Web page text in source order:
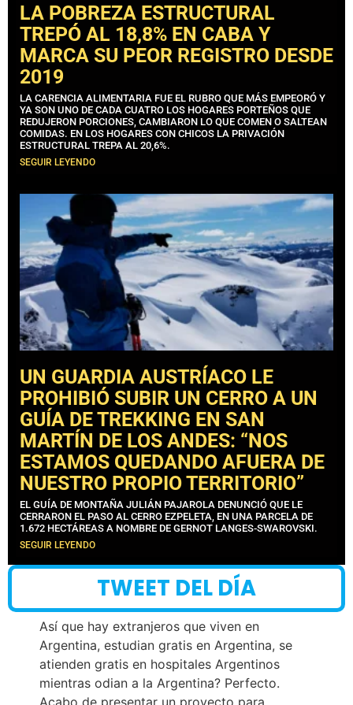
LA POBREZA ESTRUCTURAL
TREPÓ AL 18,8% EN CABA Y
MARCA SU PEOR REGISTRO DESDE
2019
LA CARENCIA ALIMENTARIA FUE EL RUBRO QUE MÁS EMPEORÓ Y
YA SON UNO DE CADA CUATRO LOS HOGARES PORTEÑOS QUE
REDUJERON PORCIONES, CAMBIARON LO QUE COMEN O SALTEAN
COMIDAS. EN LOS HOGARES CON CHICOS LA PRIVACIÓN
ESTRUCTURAL TREPA AL 20,6%.
SEGUIR LEYENDO
UN GUARDIA AUSTRÍACO LE
PROHIBIÓ SUBIR UN CERRO A UN
GUÍA DE TREKKING EN SAN
MARTÍN DE LOS ANDES: “NOS
ESTAMOS QUEDANDO AFUERA DE
NUESTRO PROPIO TERRITORIO”
EL GUÍA DE MONTAÑA JULIÁN PAJAROLA DENUNCIÓ QUE LE
CERRARON EL PASO AL CERRO EZPELETA, EN UNA PARCELA DE
1.672 HECTÁREAS A NOMBRE DE GERNOT LANGES-SWAROVSKI.
SEGUIR LEYENDO
TWEET DEL DÍA
Así que hay extranjeros que viven en
Argentina, estudian gratis en Argentina, se
atienden gratis en hospitales Argentinos
mientras odian a la Argentina? Perfecto.
Acabo de presentar un proyecto para